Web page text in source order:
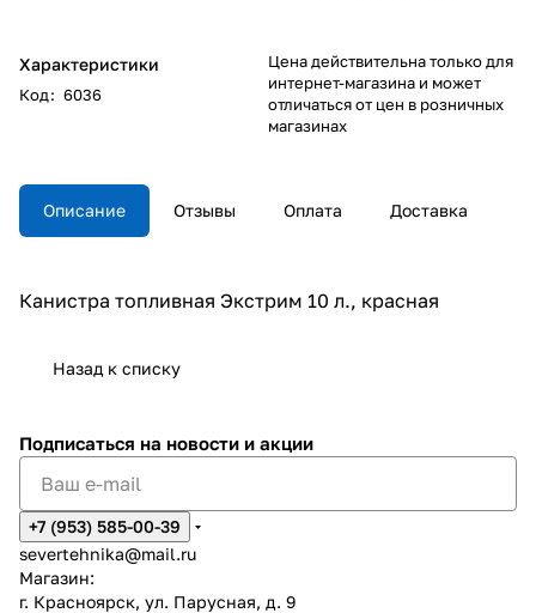
Характеристики
Код: 6036
Цена действительна только для
интернет-магазина и может
отличаться от цен в розничных
магазинах
Описание Отзывы Оплата Доставка
Канистра топливная Экстрим 10 л., красная
Назад к списку
Подписаться на новости и акции
+7 (953) 585-00-39
severtehnika@mail.ru
Магазин:
г. Красноярск, ул. Парусная, д. 9